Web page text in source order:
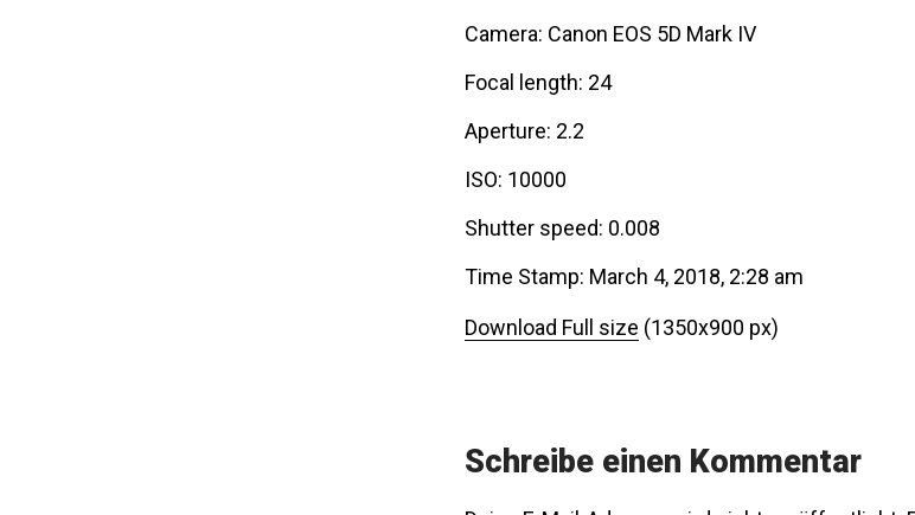
Camera: Canon EOS 5D Mark IV
Focal length: 24
Aperture: 2.2
ISO: 10000
Shutter speed: 0.008
Time Stamp: March 4, 2018, 2:28 am
Download Full size (1350x900 px)
Schreibe einen Kommentar